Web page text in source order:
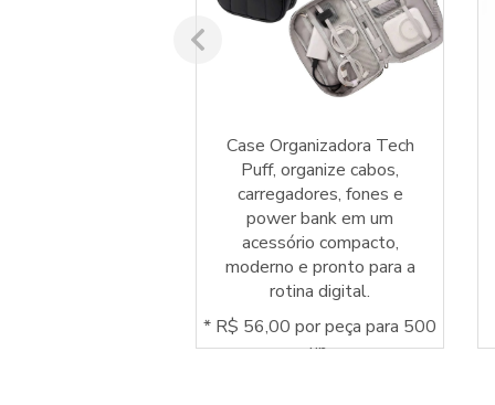
Case Organizadora Tech
Puff, organize cabos,
carregadores, fones e
power bank em um
acessório compacto,
moderno e pronto para a
rotina digital.
* R$ 56,00 por peça para 500
un.